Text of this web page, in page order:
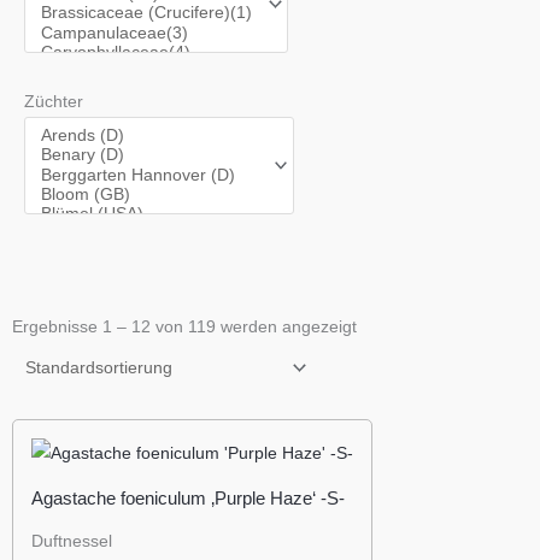
Züchter
Ergebnisse 1 – 12 von 119 werden angezeigt
Agastache foeniculum ‚Purple Haze‘ -S-
Duftnessel